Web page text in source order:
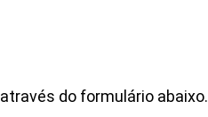
do formulário abaixo.